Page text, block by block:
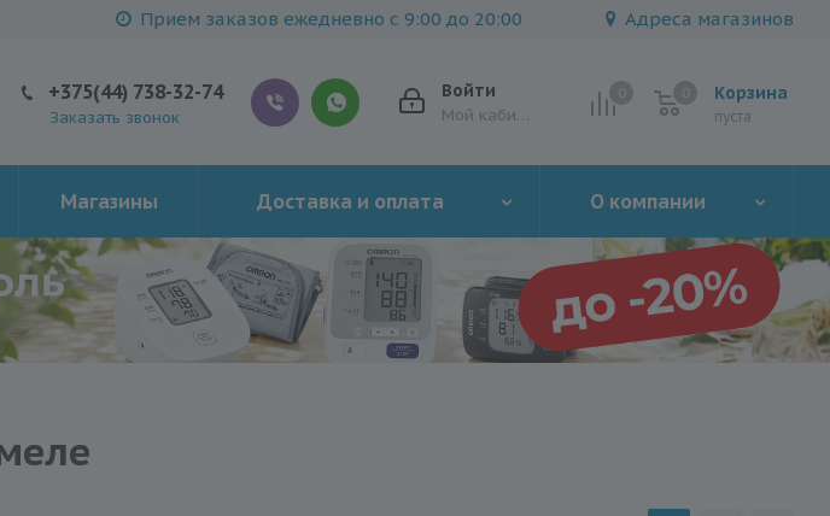
Прием заказов ежедневно с 9:00 до 20:00 Адреса магазинов
Корзина
пуста
Войти
Мой кабинет
+375(44) 738-32-74
Заказать звонок
Магазины Доставка и оплата О компании